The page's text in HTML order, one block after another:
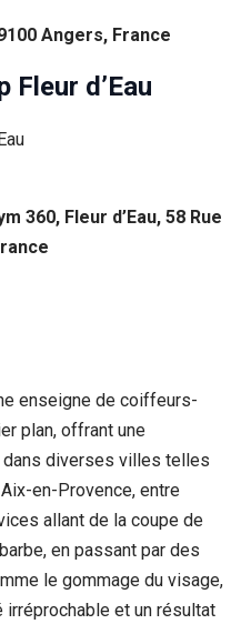
Angers, France
Fleur d’Eau
360, Fleur d’Eau, 58 Rue
enseigne de coiffeurs-
plan, offrant une
diverses villes telles
en-Provence, entre
allant de la coupe de
en passant par des
le gommage du visage,
et un résultat